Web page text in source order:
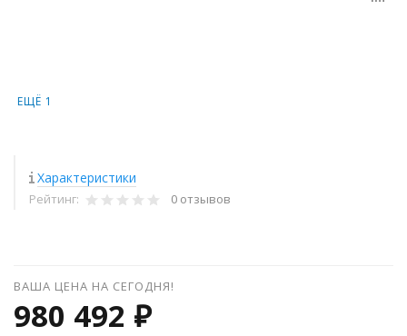
ЕЩЁ 1
Характеристики
Рейтинг: 0 отзывов
ВАША ЦЕНА НА СЕГОДНЯ!
980 492 ₽